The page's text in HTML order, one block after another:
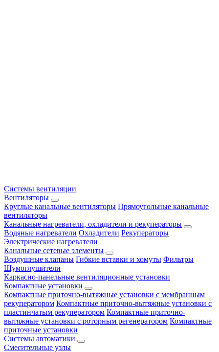
Системы вентиляции
Вентиляторы
Круглые канальные вентиляторы Прямоугольные канальные
вентиляторы
Канальные нагреватели, охладители и рекуператоры
Водяные нагреватели Охладители Рекуператоры
Электрические нагреватели
Канальные сетевые элементы
Воздушные клапаны Гибкие вставки и хомуты Фильтры
Шумоглушители
Каркасно-панельные вентиляционные установки
Компактные установки
Компактные приточно-вытяжные установки с мембранным
рекуператором Компактные приточно-вытяжные установки с
пластинчатым рекуператором Компактные приточно-
вытяжные установки с роторным регенератором Компактные
приточные установки
Системы автоматики
Смесительные узлы